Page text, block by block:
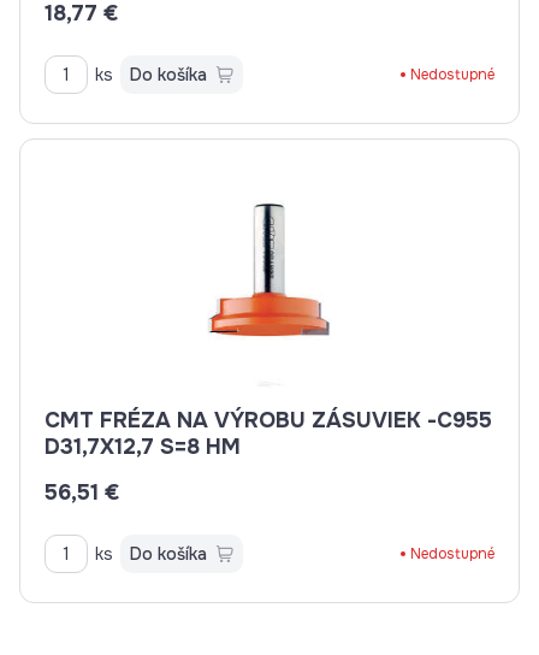
18,77 €
ks Do košíka Nedostupné
CMT FRÉZA NA VÝROBU ZÁSUVIEK -C955
D31,7X12,7 S=8 HM
56,51 €
ks Do košíka Nedostupné